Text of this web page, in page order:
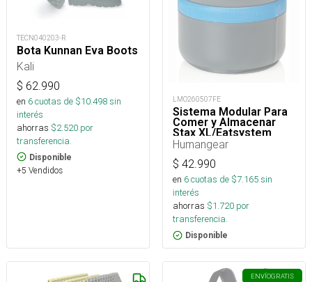
TECN040203-R
Bota Kunnan Eva Boots
Kali
$ 62.990
en 6cuotas de $10.498sin
interés
ahorras $2.520 por
transferencia.
Disponible
+5 Vendidos
LMO260507FE
Sistema Modular Para
Comer y Almacenar
Stax XL/Eatsystem
Humangear
$ 42.990
en 6cuotas de $7.165sin
interés
ahorras $1.720 por
transferencia.
Disponible
ENVÍOGRATIS